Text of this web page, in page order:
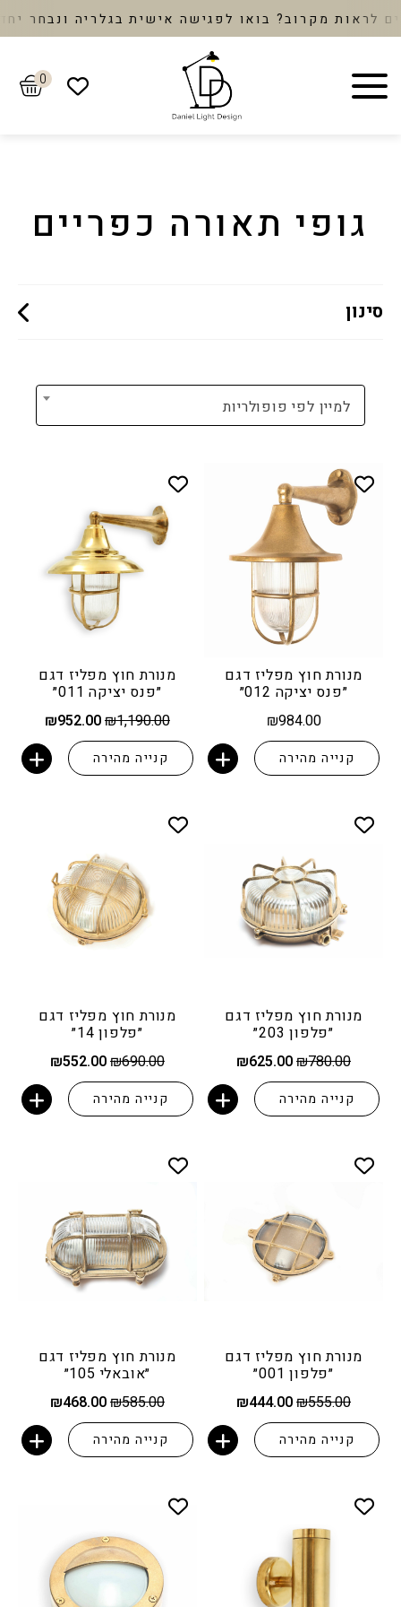
מקרוב? בואו לפגישה אישית בגלריה ונבחר יחד
0
גופי תאורה כפריים
סינון
למיין לפי פופולריות
מנורת חוץ מפליז דגם
״פנס יציקה 012״
₪984.00
קנייה מהירה
מנורת חוץ מפליז דגם
״פנס יציקה 011״
₪1,190.00 המחיר
היה:
₪1,190.00.
₪952.00
הוא: קנייה מהירה
מנורת חוץ מפליז דגם
״פלפון 203״
₪780.00 המחיר
היה:
₪780.00.
₪625.00 המחיר
הוא:
₪625.00. קנייה מהירה
מנורת חוץ מפליז דגם
״פלפון 14״
₪690.00 המחיר
היה:
₪690.00.
₪552.00
הוא: קנייה מהירה
מנורת חוץ מפליז דגם
״פלפון 001״
₪555.00 המחיר
היה:
₪555.00.
₪444.00 המחיר
הוא:
₪444.00. קנייה מהירה
מנורת חוץ מפליז דגם
״אובאלי 105״
₪585.00 המחיר
היה:
₪585.00.
₪468.00
הוא: קנייה מהירה